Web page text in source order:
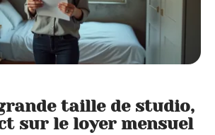
taille de studio,
sur le loyer mensuel